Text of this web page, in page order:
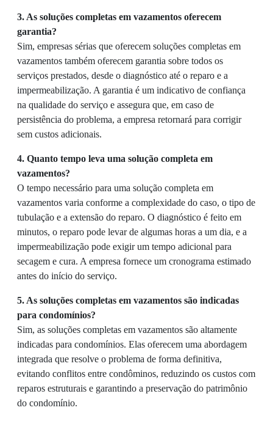
3. As soluções completas em vazamentos oferecem
garantia?
Sim, empresas sérias que oferecem soluções completas em
vazamentos também oferecem garantia sobre todos os
serviços prestados, desde o diagnóstico até o reparo e a
impermeabilização. A garantia é um indicativo de confiança
na qualidade do serviço e assegura que, em caso de
persistência do problema, a empresa retornará para corrigir
sem custos adicionais.
4. Quanto tempo leva uma solução completa em
vazamentos?
O tempo necessário para uma solução completa em
vazamentos varia conforme a complexidade do caso, o tipo de
tubulação e a extensão do reparo. O diagnóstico é feito em
minutos, o reparo pode levar de algumas horas a um dia, e a
impermeabilização pode exigir um tempo adicional para
secagem e cura. A empresa fornece um cronograma estimado
antes do início do serviço.
5. As soluções completas em vazamentos são indicadas
para condomínios?
Sim, as soluções completas em vazamentos são altamente
indicadas para condomínios. Elas oferecem uma abordagem
integrada que resolve o problema de forma definitiva,
evitando conflitos entre condôminos, reduzindo os custos com
reparos estruturais e garantindo a preservação do patrimônio
do condomínio.